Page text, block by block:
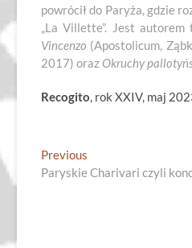
powrócił do Paryża, gdzie
„La Villette”. Jest
Vincenzo (Apostolicum,
2017) oraz Okruchy
Recogito, rok XXIV, maj
Nawigacja
wpisu
Previous
post:
Paryskie Charivari czyli